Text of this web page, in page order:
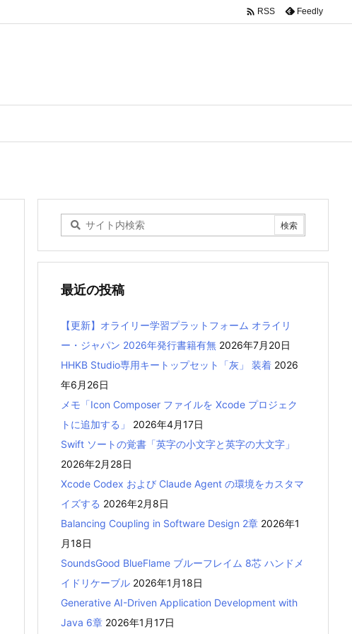
 RSS Feedly
最近の投稿
【更新】オライリー学習プラットフォーム オライリ
ー・ジャパン 2026年発行書籍有無 2026年7月20日
HHKB Studio専用キートップセット「灰」 装着 2026
年6月26日
メモ「Icon Composer ファイルを Xcode プロジェク
トに追加する」
2026年4月17日
Swift ソートの覚書「英字の小文字と英字の大文字」
2026年2月28日
Xcode Codex および Claude Agent の環境をカスタマ
イズする 2026年2月8日
Balancing Coupling in Software Design 2章 2026年1
月18日
SoundsGood BlueFlame ブルーフレイム 8芯 ハンドメ
イドリケーブル 2026年1月18日
Generative AI-Driven Application Development with
Java 6章 2026年1月17日